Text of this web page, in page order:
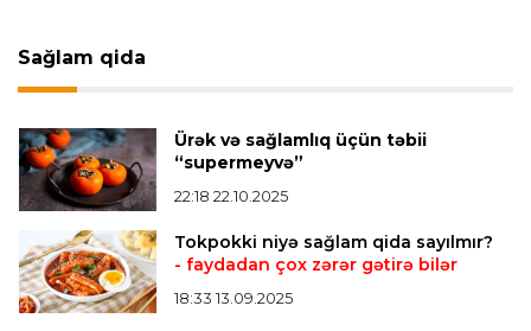
bürünc medalın sahibi müəyyənləşdi
Misli Premyer liqa 16:52 07.08.2026
"Zirə" Namik Ələskərovla yollarını ayırdı
Bütün xəbərlər >>>
Sağlam qida
Ürək və sağlamlıq üçün təbii
“supermeyvə”
22:18 22.10.2025
Tokpokki niyə sağlam qida sayılmır?
- faydadan çox zərər gətirə bilər
18:33 13.09.2025